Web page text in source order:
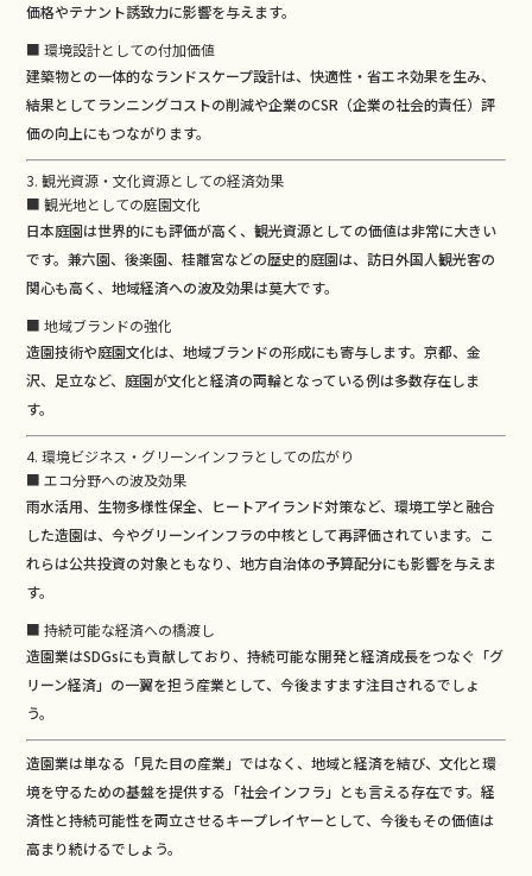
価格やテナント誘致力に影響を与えます。
■ 環境設計としての付加価値
建築物との一体的なランドスケープ設計は、快適性・省エネ効果を生み、
結果としてランニングコストの削減や企業のCSR（企業の社会的責任）評
価の向上にもつながります。
3. 観光資源・文化資源としての経済効果
■ 観光地としての庭園文化
日本庭園は世界的にも評価が高く、観光資源としての価値は非常に大きい
です。兼六園、後楽園、桂離宮などの歴史的庭園は、訪日外国人観光客の
関心も高く、地域経済への波及効果は莫大です。
■ 地域ブランドの強化
造園技術や庭園文化は、地域ブランドの形成にも寄与します。京都、金
沢、足立など、庭園が文化と経済の両輪となっている例は多数存在しま
す。
4. 環境ビジネス・グリーンインフラとしての広がり
■ エコ分野への波及効果
雨水活用、生物多様性保全、ヒートアイランド対策など、環境工学と融合
した造園は、今やグリーンインフラの中核として再評価されています。こ
れらは公共投資の対象ともなり、地方自治体の予算配分にも影響を与えま
す。
■ 持続可能な経済への橋渡し
造園業はSDGsにも貢献しており、持続可能な開発と経済成長をつなぐ「グ
リーン経済」の一翼を担う産業として、今後ますます注目されるでしょ
う。
造園業は単なる「見た目の産業」ではなく、地域と経済を結び、文化と環
境を守るための基盤を提供する「社会インフラ」とも言える存在です。経
済性と持続可能性を両立させるキープレイヤーとして、今後もその価値は
高まり続けるでしょう。